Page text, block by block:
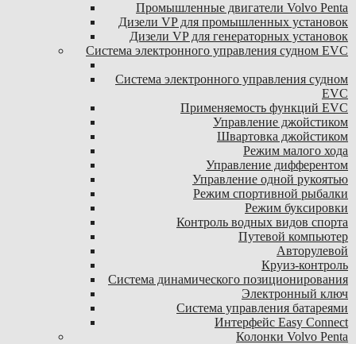
Промышленные двигатели Volvo Penta
Дизели VP для промышленных установок
Дизели VP для генераторных установок
Система электронного управления судном EVC
Система электронного управления судном
EVC
Применяемость функций EVC
Управление джойстиком
Швартовка джойстиком
Режим малого хода
Управление дифферентом
Управление одной рукоятью
Режим спортивной рыбалки
Режим буксировки
Контроль водных видов спорта
Путевой компьютер
Авторулевой
Круиз-контроль
Система динамического позиционирования
Электронный ключ
Система управления батареями
Интерфейс Easy Connect
Колонки Volvo Penta